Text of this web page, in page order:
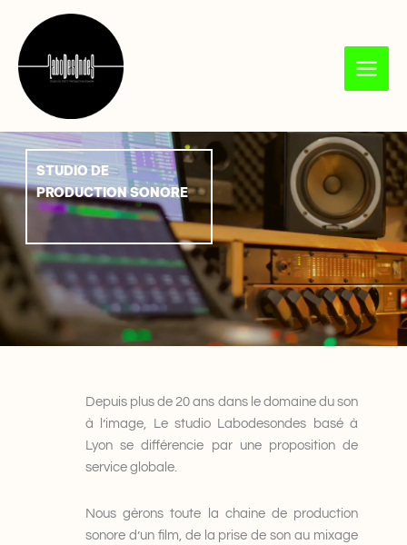
contenu
STUDIO DE
PRODUCTION SONORE
Depuis plus de 20 ans dans le domaine du son
à l’image, Le studio Labodesondes basé à
Lyon se différencie par une proposition de
service globale.
Nous gèrons toute la chaine de production
sonore d’un film, de la prise de son au mixage